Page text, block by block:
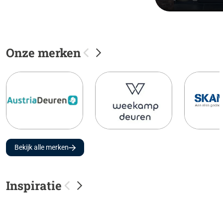
Onze merken
Bekijk alle merken
Inspiratie